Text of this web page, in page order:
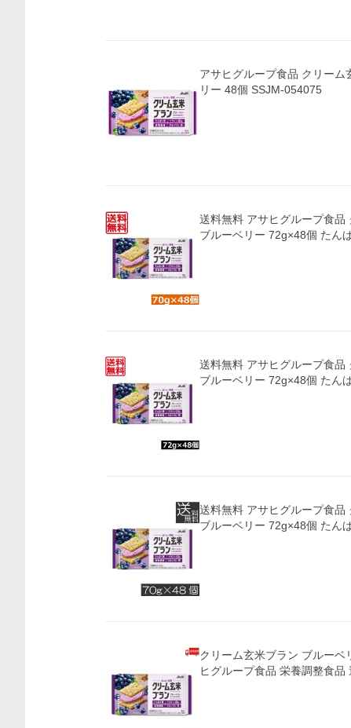
アサヒグループ食品 クリーム玄米ブランブルーベ
リー 48個 SSJM-054075
送料無料 アサヒグループ食品
ブルーベリー 72g×48個 たん
送料無料 アサヒグループ食品
ブルーベリー 72g×48個 たん
送料無料 アサヒグループ食品
ブルーベリー 72g×48個 たん
クリーム玄米ブラン ブルーベ
ヒグループ食品 栄養調整食品